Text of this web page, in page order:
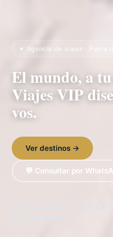
✦ Agencia de viajes · Punta
El mundo, a
Viajes VIP
vos.
Ver destinos →
💬 Consultar por
🧳